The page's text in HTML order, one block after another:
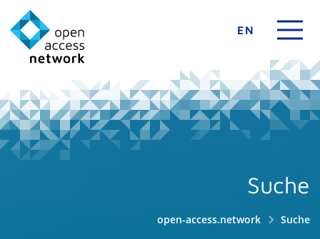
EN
Suche
open-access.network Suche